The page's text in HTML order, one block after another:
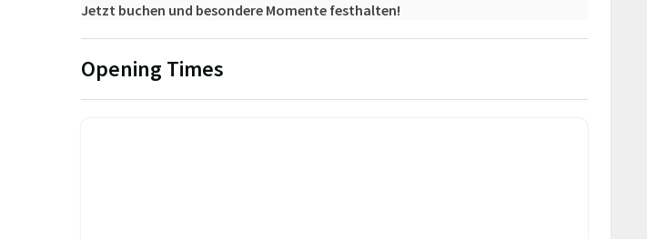
Jetzt buchen und besondere Momente festhalten!
Opening Times